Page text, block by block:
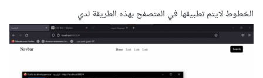
الخطوط لايتم تطبيقها في المتصفح بهذه الطريقة لدي